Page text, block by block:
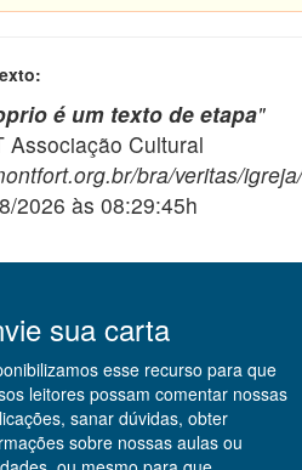
é um texto de etapa"
Associação Cultural
bra/veritas/
2026 às 08:29:45h
sua carta
esse recurso para que
leitores possam comentar nossas
sanar dúvidas, obter
sobre nossas aulas ou